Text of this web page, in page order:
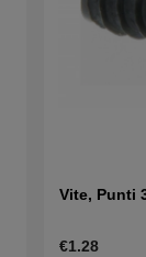
Vite, Punti
€1.28